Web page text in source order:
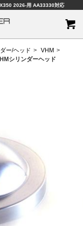
2026-用 AA33330対応
ー/ヘッド
VHM
シリンダーヘッド